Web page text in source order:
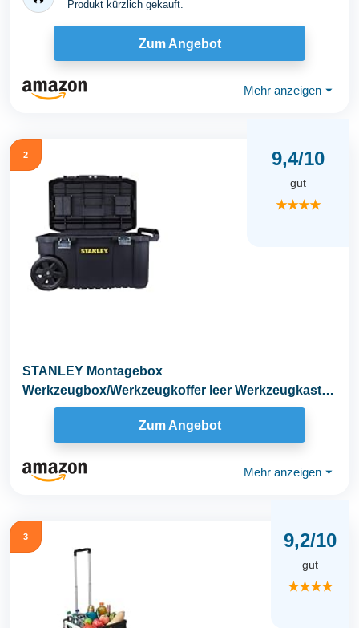
Produkt kürzlich gekauft.
Zum Angebot
Mehr anzeigen ⏷
2 9,4/10
gut
★★★★
STANLEY Montagebox
Werkzeugbox/Werkzeugkoffer leer Werkzeugkasten
- Werkzeugkiste (50 L...
Zum Angebot
Mehr anzeigen ⏷
3 9,2/10
gut
★★★★